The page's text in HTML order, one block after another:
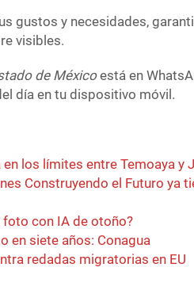
gustos y necesidades,
visibles.
de Méxicoestá en
día en tu dispositivo móvil.
los límites entre Temoaya y
Construyendo el Futuro ya
foto con IA de otoño?
en siete años: Conagua
redadas migratorias en EU